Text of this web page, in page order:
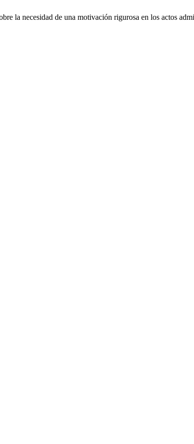
la necesidad de una motivación rigurosa en los actos